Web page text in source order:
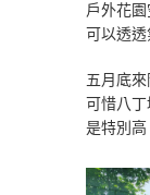
戶外花
可以透
五月底
可惜八
是特別高